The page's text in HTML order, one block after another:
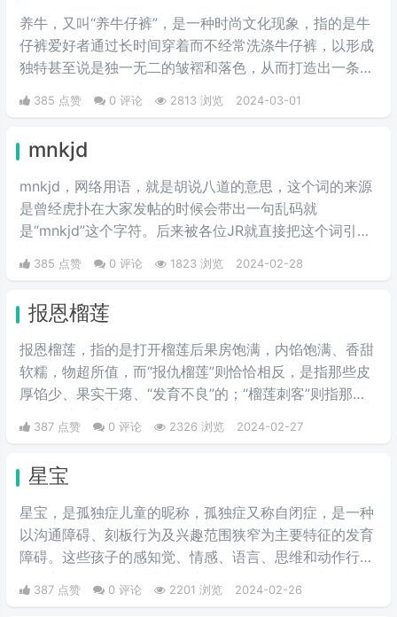
养牛，又叫“养牛仔裤”，是一种时尚文化现象，指的是牛
仔裤爱好者通过长时间穿着而不经常洗涤牛仔裤，以形成
独特甚至说是独一无二的皱褶和落色，从而打造出一条具
有个人特色的牛仔裤。首先我们要选择一条原色的牛仔
裤，是没有经过洗水处理的，也就是我们所说的“多穿少
385 点赞 0 评论 2813 浏览 2024-03-01
mnkjd
mnkjd，网络用语，就是胡说八道的意思，这个词的来源
是曾经虎扑在大家发帖的时候会带出一句乱码就
是“mnkjd”这个字符。后来被各位JR就直接把这个词引申
成意思为胡说八道，比如说有一个人在胡言乱语，我们就
说他在mnkjd，也就是胡乱说话的意思。
385 点赞 0 评论 1823 浏览 2024-02-28
报恩榴莲
报恩榴莲，指的是打开榴莲后果房饱满，内馅饱满、香甜
软糯，物超所值，而“报仇榴莲”则恰恰相反，是指那些皮
厚馅少、果实干瘪、“发育不良”的；“榴莲刺客”则指那些
会挑榴莲的高手。
387 点赞 0 评论 2326 浏览 2024-02-27
星宝
星宝，是孤独症儿童的昵称，孤独症又称自闭症，是一种
以沟通障碍、刻板行为及兴趣范围狭窄为主要特征的发育
障碍。这些孩子的感知觉、情感、语言、思维和动作行为
等多方面都会有或多或少的障碍。是一个数目不断增加，
且急需社会关爱与理解的群体。
387 点赞 0 评论 2201 浏览 2024-02-26